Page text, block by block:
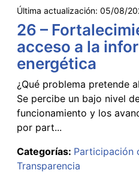
Última actualización: 05/08/
26 –
acceso a la
energética
¿Qué problema pretende
Se percibe un bajo nivel
funcionamiento y los
por part...
Categorías: Participación
Transparencia